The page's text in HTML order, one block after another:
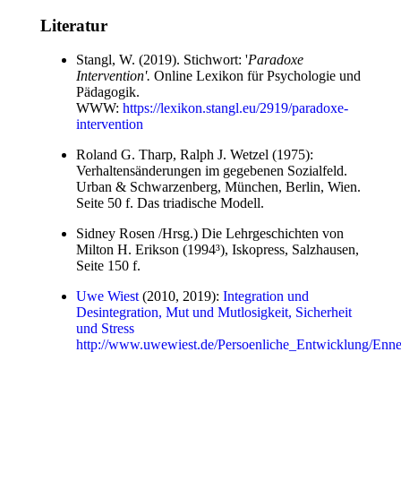
Literatur
Stangl, W. (2019). Stichwort: 'Paradoxe
Intervention'. Online Lexikon für Psychologie und
Pädagogik.
WWW: https://lexikon.stangl.eu/2919/paradoxe-
intervention
Roland G. Tharp, Ralph J. Wetzel (1975):
Verhaltensänderungen im gegebenen Sozialfeld.
Urban & Schwarzenberg, München, Berlin, Wien.
Seite 50 f. Das triadische Modell.
Sidney Rosen /Hrsg.) Die Lehrgeschichten von
Milton H. Erikson (1994³), Iskopress, Salzhausen,
Seite 150 f.
Uwe Wiest(2010, 2019): Integration und
Desintegration, Mut und Mutlosigkeit, Sicherheit
und Stress
http://www.uwewiest.de/Persoenliche_Entwicklung/